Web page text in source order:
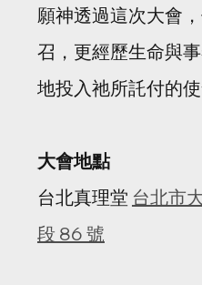
願神透過這次大會
召，更經歷生命與
地投入祂所託付的使
大會地點
台北真理堂 台北市
段 86 號